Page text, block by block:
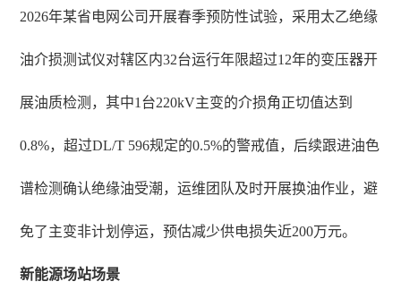
2026年某省电网公司开展春季预防性试验，采用太乙绝缘
油介损测试仪对辖区内32台运行年限超过12年的变压器开
展油质检测，其中1台220kV主变的介损角正切值达到
0.8%，超过DL/T 596规定的0.5%的警戒值，后续跟进油色
谱检测确认绝缘油受潮，运维团队及时开展换油作业，避
免了主变非计划停运，预估减少供电损失近200万元。
新能源场站场景